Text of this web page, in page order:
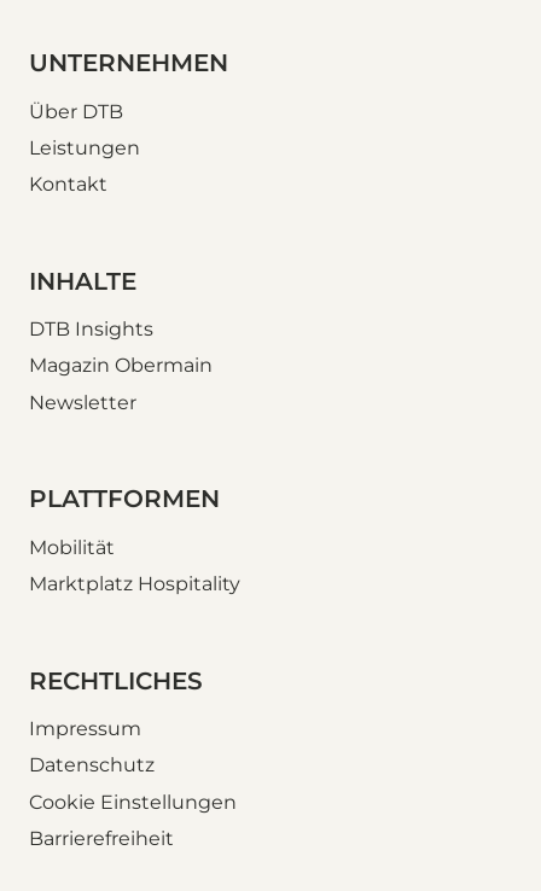
UNTERNEHMEN
Über DTB
Leistungen
Kontakt
INHALTE
DTB Insights
Magazin Obermain
Newsletter
PLATTFORMEN
Mobilität
Marktplatz Hospitality
RECHTLICHES
Impressum
Datenschutz
Cookie Einstellungen
Barrierefreiheit